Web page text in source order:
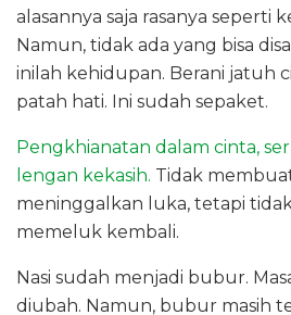
alasannya saja rasanya seperti
Namun, tidak ada yang bisa
inilah kehidupan. Berani jatuh
patah hati. Ini sudah sepaket.
Pengkhianatan dalam cinta,
lengan kekasih. Tidak
meninggalkan luka, tetapi
memeluk kembali.
Nasi sudah menjadi bubur.
diubah. Namun, bubur masih